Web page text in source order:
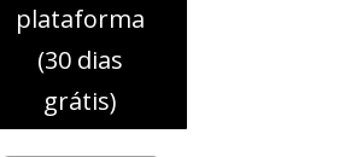
plataforma
(30 dias
grátis)